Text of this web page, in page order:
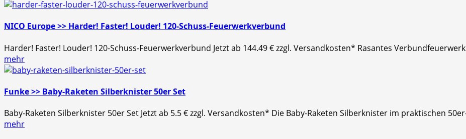
NICO Europe >> Harder! Faster! Louder! 120-Schuss-Feuerwerkverbund
Harder! Faster! Louder! 120-Schuss-Feuerwerkverbund Jetzt ab 144.49 € zzgl. Versandkosten* Rasantes
mehr
Funke >> Baby-Raketen Silberknister 50er Set
Baby-Raketen Silberknister 50er Set Jetzt ab 5.5 € zzgl. Versandkosten* Die Baby-Raketen Silberknister im praktischen
mehr